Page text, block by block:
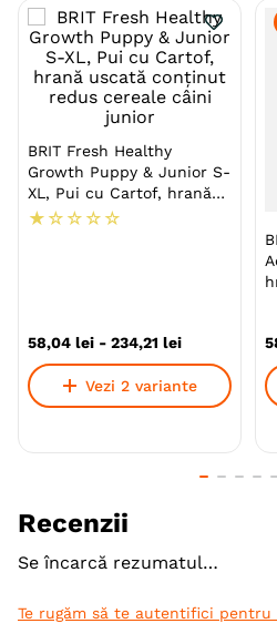
Hrană Superpremium
Specie
Varsta
Aroma
Monoproteic
Metoda de preparare
BRIT Fresh Healthy
Growth Puppy & Junior S-
XL, Pui cu Cartof, hrană
uscată conținut redus
★ ☆ ☆ ☆ ☆
58,04 lei - 234,21 lei
Vezi 2 variante
Recenzii
Se încarcă rezumatul…
Te rugăm să te autentifici pentru